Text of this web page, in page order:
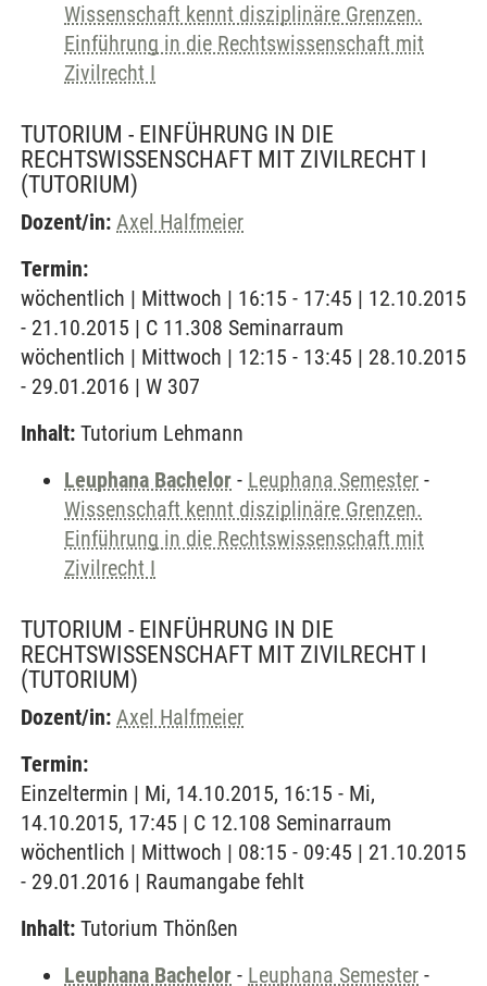
Wissenschaft kennt disziplinäre Grenzen.
Einführung in die Rechtswissenschaft mit
Zivilrecht I
TUTORIUM - EINFÜHRUNG IN DIE
RECHTSWISSENSCHAFT MIT ZIVILRECHT I
(TUTORIUM)
Dozent/in: Axel Halfmeier
Termin:
wöchentlich | Mittwoch | 16:15 - 17:45 | 12.10.2015
- 21.10.2015 | C 11.308 Seminarraum
wöchentlich | Mittwoch | 12:15 - 13:45 | 28.10.2015
- 29.01.2016 | W 307
Inhalt: Tutorium Lehmann
Leuphana Bachelor - Leuphana Semester -
Wissenschaft kennt disziplinäre Grenzen.
Einführung in die Rechtswissenschaft mit
Zivilrecht I
TUTORIUM - EINFÜHRUNG IN DIE
RECHTSWISSENSCHAFT MIT ZIVILRECHT I
(TUTORIUM)
Dozent/in: Axel Halfmeier
Termin:
Einzeltermin | Mi, 14.10.2015, 16:15 - Mi,
14.10.2015, 17:45 | C 12.108 Seminarraum
wöchentlich | Mittwoch | 08:15 - 09:45 | 21.10.2015
- 29.01.2016 | Raumangabe fehlt
Inhalt: Tutorium Thönßen
Leuphana Bachelor - Leuphana Semester -